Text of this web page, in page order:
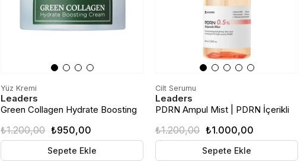
Yüz Kremi
Leaders
Green Collagen Hydrate Boosting
Bariyeri Destekleyici Yüz Kremi |
50ml
₺950,00
₺1.200,00
Sepete Ekle
Cilt Serumu
Leaders
PDRN Ampul Mist | PDRN İçerikli
₺1.000,00
₺1.200,00
Sepete Ekle